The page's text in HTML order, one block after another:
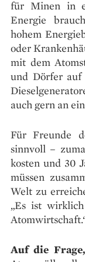
für Minen in
Energie
hohem
oder
mit dem
und Dörfer auf
auch gern an
Für Freunde
sinnvoll –
kosten und 30
müssen
Welt zu
„Es ist
Auf die Frage,